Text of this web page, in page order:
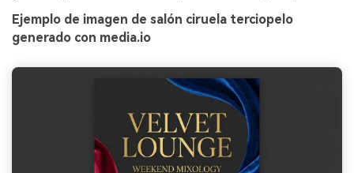
Ejemplo de imagen de salón ciruela terciopelo
generado con media.io